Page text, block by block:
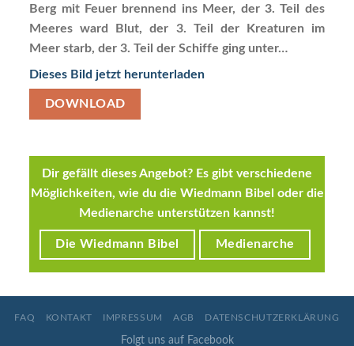
Berg mit Feuer brennend ins Meer, der 3. Teil des
Meeres ward Blut, der 3. Teil der Kreaturen im
Meer starb, der 3. Teil der Schiffe ging unter…
Dieses Bild jetzt herunterladen
DOWNLOAD
Dir gefällt dieses Angebot? Es gibt verschiedene
Möglichkeiten, wie du die Wiedmann Bibel oder die
Medienarche unterstützen kannst!
Die Wiedmann Bibel Medienarche
FAQ KONTAKT IMPRESSUM AGB DATENSCHUTZERKLÄRUNG
Folgt uns auf Facebook